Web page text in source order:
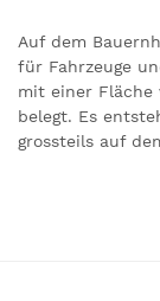
Auf dem
für Fahrzeuge
mit einer Fläche
belegt. Es
grossteils auf